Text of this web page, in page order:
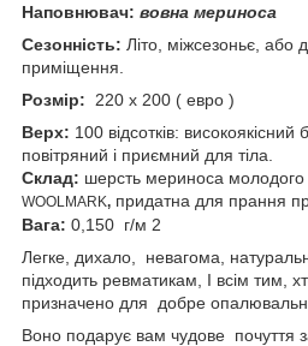
Наповнювач: вовна мериноса
Сезонність: Літо, міжсезоньє, або
приміщення.
Розмір: 220 х 200 ( евро )
Верх: 100 відсотків: високоякісний
повітряний і приємний для тіла.
Склад: шерсть мериноса молодого
WOOLMARK, придатна для прання
Вага: 0,150 г/м 2
Легке, дихало, невагома,
підходить ревматикам, І всім тим,
призначено для добре
Воно подарує вам чудове почуття